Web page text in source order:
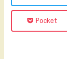
Pocket